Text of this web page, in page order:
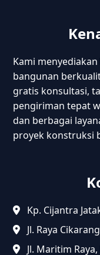
Kami
bangunan
gratis konsultasi,
pengiriman tepat
dan berbagai
proyek konstruksi
Kp. Cijantra
Jl. Raya
Jl. Maritim